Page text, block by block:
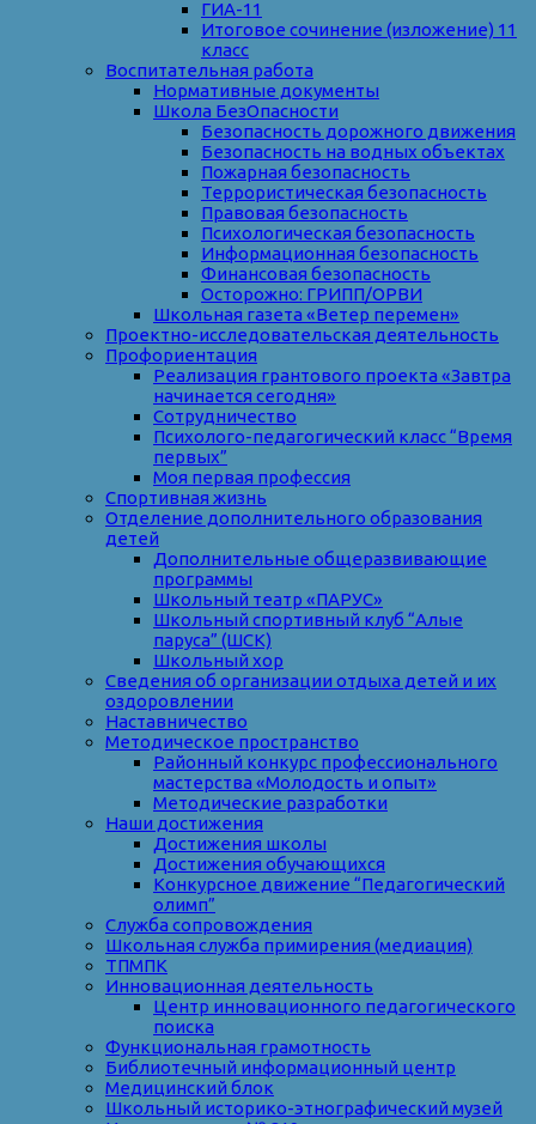
ГИА-11
Итоговое сочинение (изложение) 11
класс
Воспитательная работа
Нормативные документы
Школа БезОпасности
Безопасность дорожного движения
Безопасность на водных объектах
Пожарная безопасность
Террористическая безопасность
Правовая безопасность
Психологическая безопасность
Информационная безопасность
Финансовая безопасность
Осторожно: ГРИПП/ОРВИ
Школьная газета «Ветер перемен»
Проектно-исследовательская деятельность
Профориентация
Реализация грантового проекта «Завтра
начинается сегодня»
Сотрудничество
Психолого-педагогический класс “Время
первых”
Моя первая профессия
Спортивная жизнь
Отделение дополнительного образования
детей
Дополнительные общеразвивающие
программы
Школьный театр «ПАРУС»
Школьный спортивный клуб “Алые
паруса” (ШСК)
Школьный хор
Сведения об организации отдыха детей и их
оздоровлении
Наставничество
Методическое пространство
Районный конкурс профессионального
мастерства «Молодость и опыт»
Методические разработки
Наши достижения
Достижения школы
Достижения обучающихся
Конкурсное движение “Педагогический
олимп”
Служба сопровождения
Школьная служба примирения (медиация)
ТПМПК
Инновационная деятельность
Центр инновационного педагогического
поиска
Функциональная грамотность
Библиотечный информационный центр
Медицинский блок
Школьный историко-этнографический музей